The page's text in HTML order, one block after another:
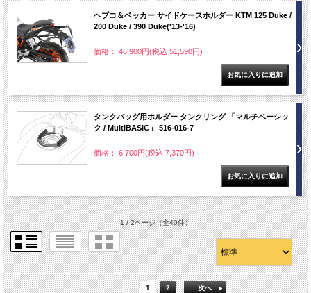
ヘプコ＆ベッカー サイドケースホルダー KTM 125 Duke /
200 Duke / 390 Duke('13-'16)
価格： 46,900円(税込 51,590円)
タンクバッグ用ホルダー タンクリング 「マルチベーシッ
ク / MultiBASIC」 516-016-7
価格： 6,700円(税込 7,370円)
1 / 2ページ（全40件）
1 2 次へ